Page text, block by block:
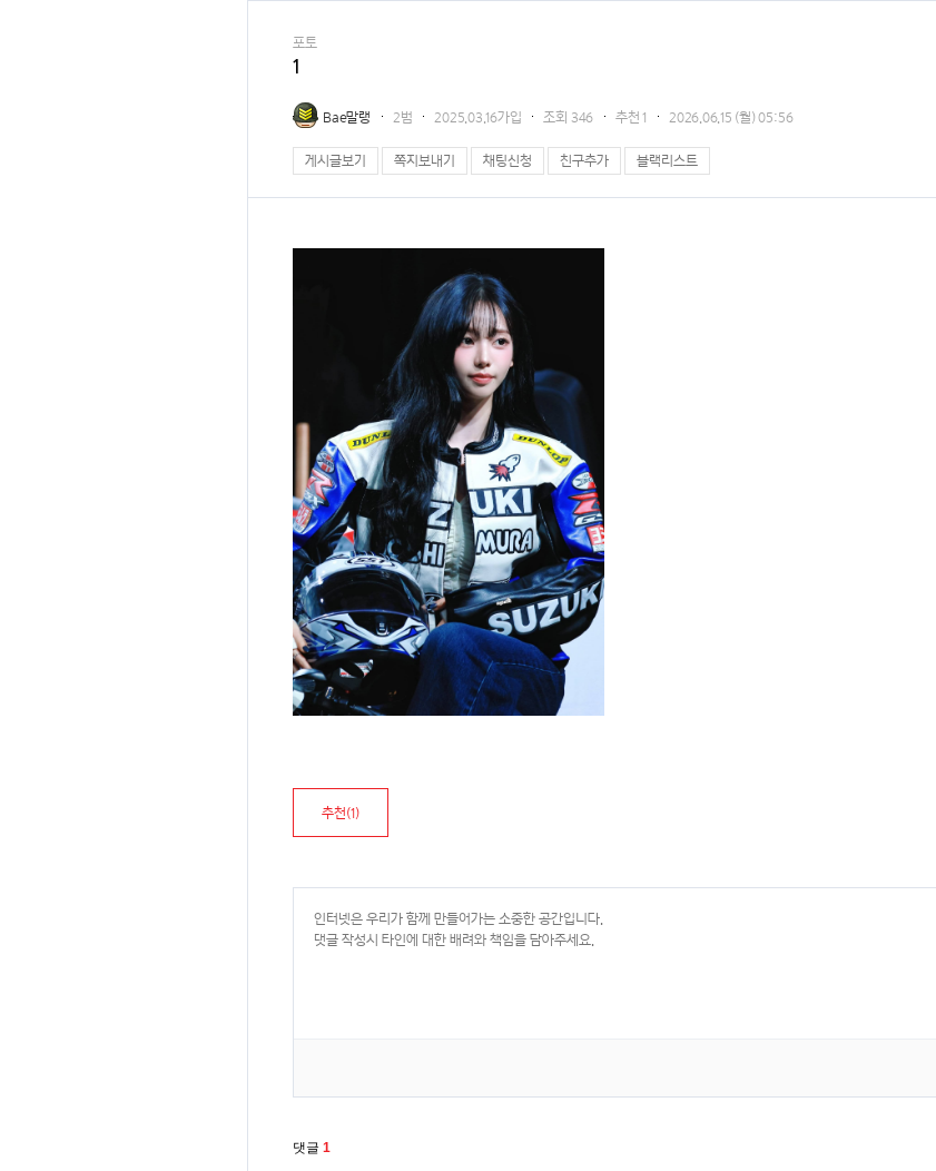
포토
1
Bae말랭 2범 2025.03.16가입 조회 346 추천1 2026.06.15 (월) 05:56
게시글보기 쪽지보내기 채팅신청 친구추가 블랙리스트
추천(1)
댓글 1